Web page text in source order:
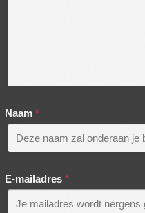
Naam *
E-mailadres *